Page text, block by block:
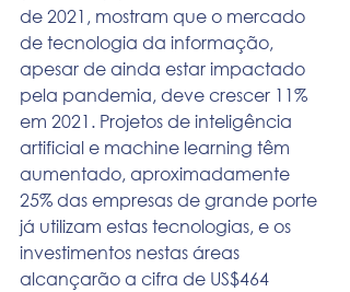
de 2021, mostram que o mercado
de tecnologia da informação,
apesar de ainda estar impactado
pela pandemia, deve crescer 11%
em 2021. Projetos de inteligência
artificial e machine learning têm
aumentado, aproximadamente
25% das empresas de grande porte
já utilizam estas tecnologias, e os
investimentos nestas áreas
alcançarão a cifra de US$464